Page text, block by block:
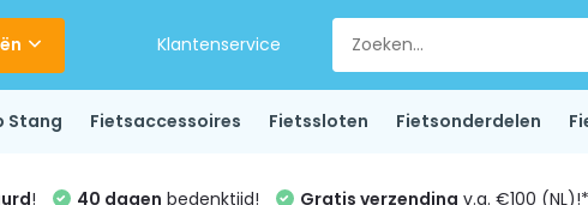
Klantenservice
Stang Fietsaccessoires Fietssloten Fietsonderdelen
! 40 dagen bedenktijd! Gratis verzending v.a. €100 (NL)!*